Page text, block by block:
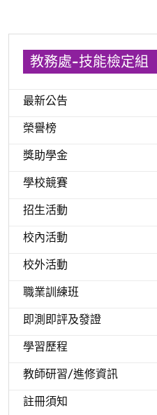
教務處-技能檢定組
最新公告
榮譽榜
獎助學金
學校競賽
招生活動
校內活動
校外活動
職業訓練班
即測即評及發證
學習歷程
教師研習/進修資訊
註冊須知